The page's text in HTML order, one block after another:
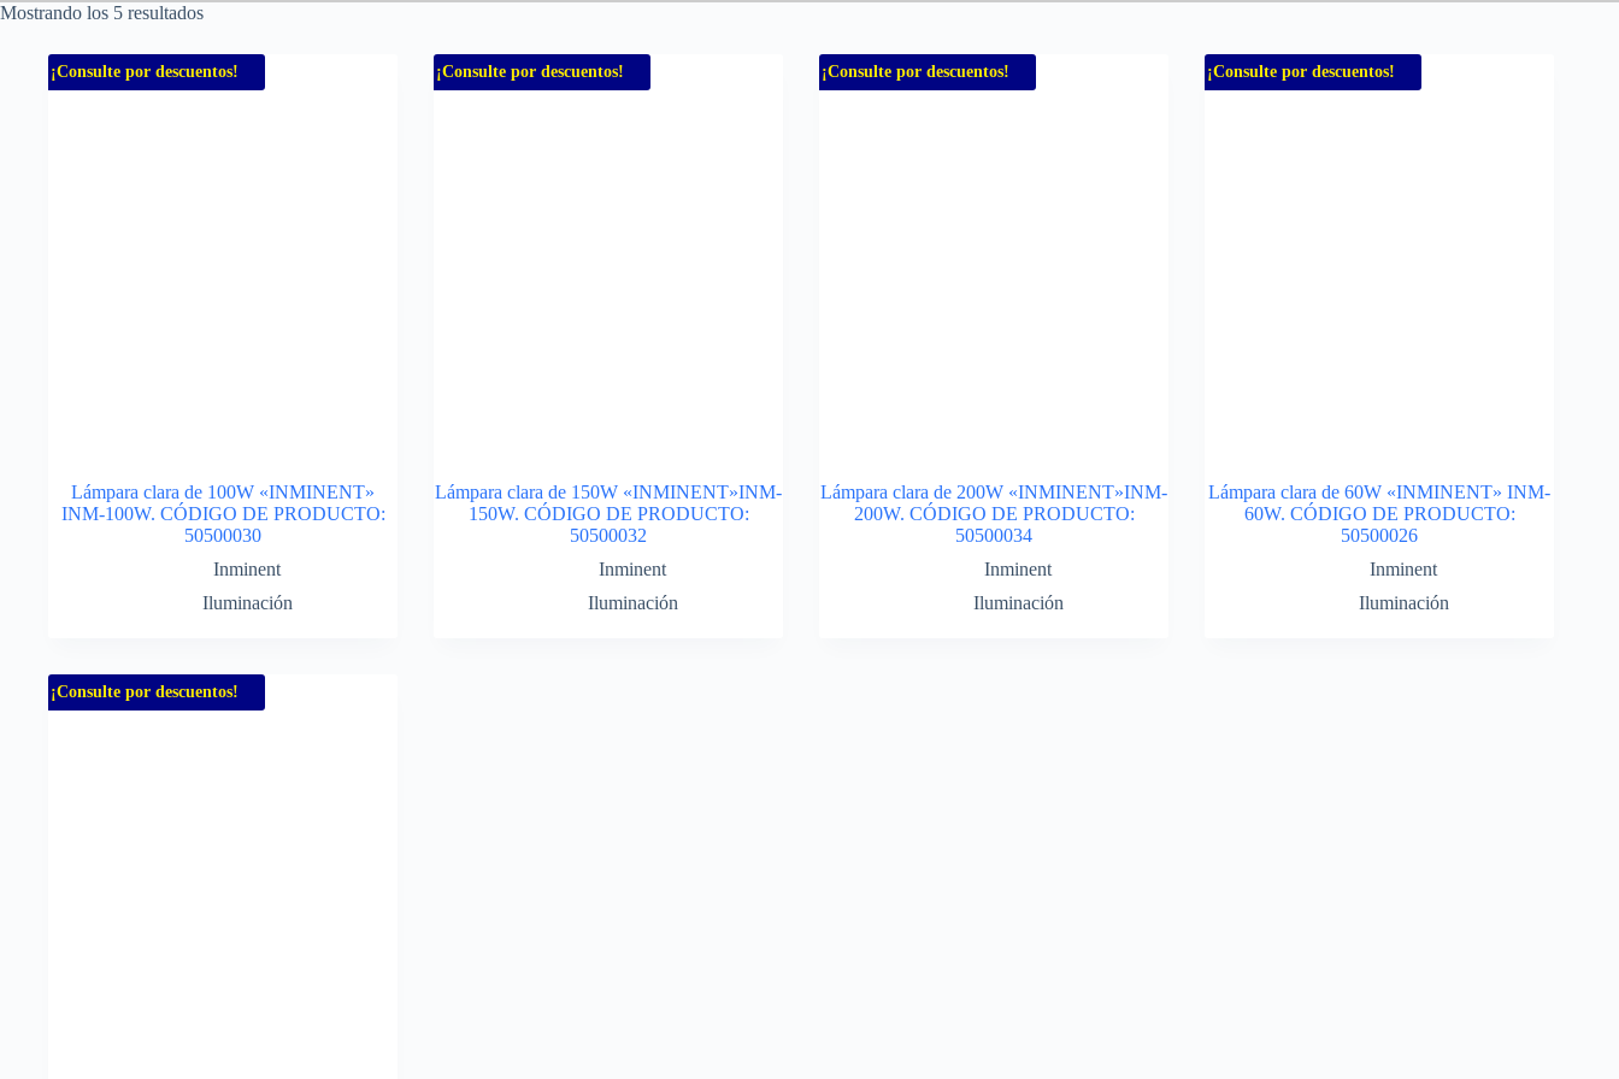
Mostrando los 5 resultados
¡Consulte por descuentos!
Lámpara clara de 100W «INMINENT»
INM-100W. CÓDIGO DE PRODUCTO:
50500030
Inminent
Iluminación
¡Consulte por descuentos!
Lámpara clara de 150W «INMINENT»INM-
150W. CÓDIGO DE PRODUCTO:
50500032
Inminent
Iluminación
¡Consulte por descuentos!
Lámpara clara de 200W «INMINENT»INM-
200W. CÓDIGO DE PRODUCTO:
50500034
Inminent
Iluminación
¡Consulte por descuentos!
Lámpara clara de 60W «INMINENT» INM-
60W. CÓDIGO DE PRODUCTO:
50500026
Inminent
Iluminación
¡Consulte por descuentos!